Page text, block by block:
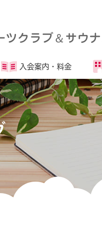
ツクラブ＆サウ
入会案内・ 料金